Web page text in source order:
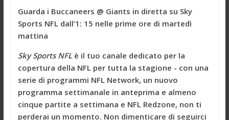
Guarda i Buccaneers @ Giants in diretta su Sky
Sports NFL dall’1: 15 nelle prime ore di martedì
mattina
Sky Sports NFL è il tuo canale dedicato per la
copertura della NFL per tutta la stagione - con una
serie di programmi NFL Network, un nuovo
programma settimanale in anteprima e almeno
cinque partite a settimana e NFL Redzone, non ti
perderai un momento. Non dimenticare di seguirci